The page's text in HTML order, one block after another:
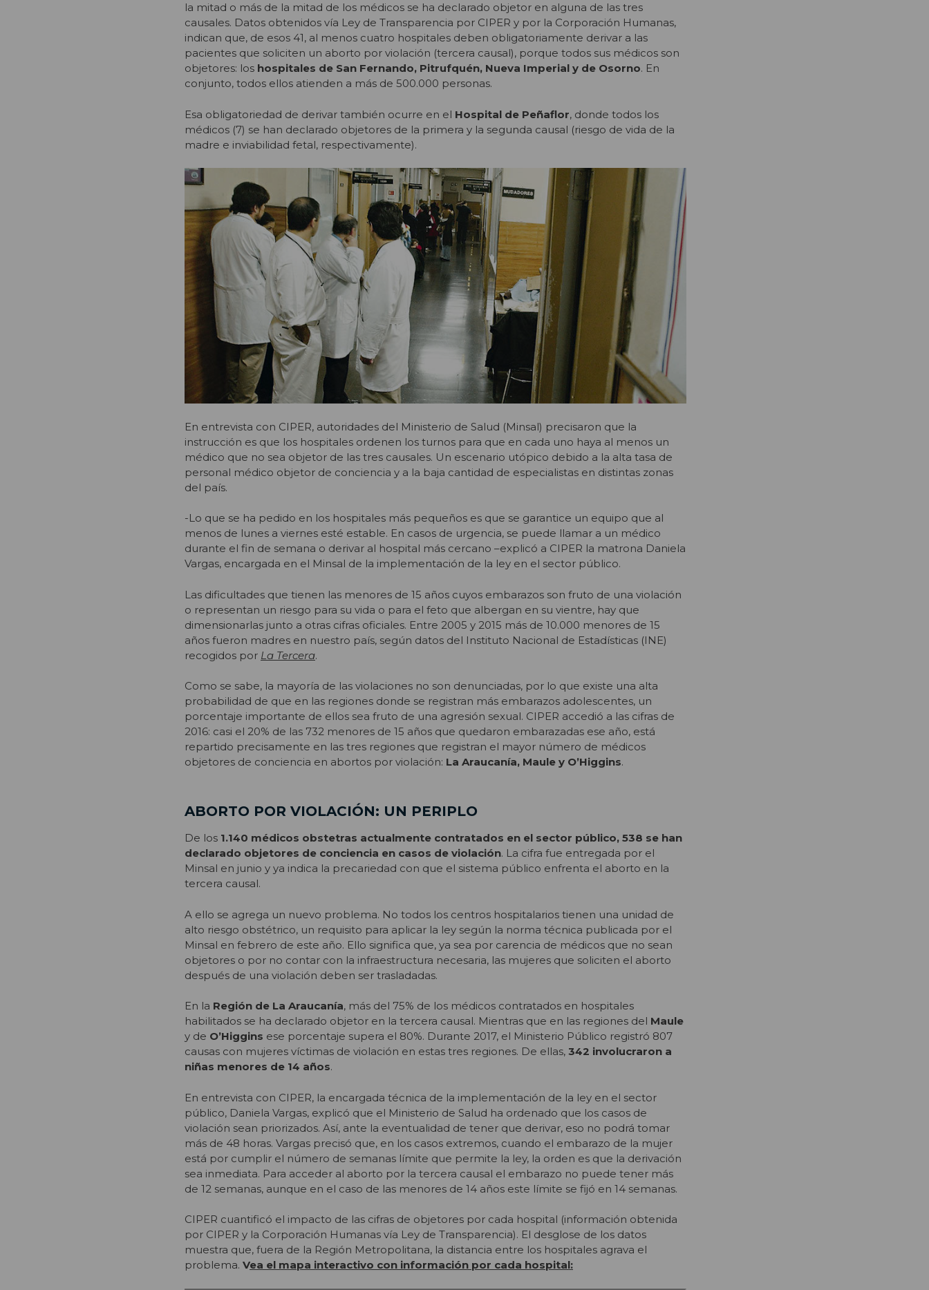
la mitad o más de la mitad de los médicos se ha declarado objetor en alguna de las tres
causales. Datos obtenidos vía Ley de Transparencia por CIPER y por la Corporación Humanas,
indican que, de esos 41, al menos cuatro hospitales deben obligatoriamente derivar a las
pacientes que soliciten un aborto por violación (tercera causal), porque todos sus médicos son
objetores: los hospitales de San Fernando, Pitrufquén, Nueva Imperial y de Osorno. En
conjunto, todos ellos atienden a más de 500.000 personas.
Esa obligatoriedad de derivar también ocurre en el Hospital de Peñaflor, donde todos los
médicos (7) se han declarado objetores de la primera y la segunda causal (riesgo de vida de la
madre e inviabilidad fetal, respectivamente).
En entrevista con CIPER, autoridades del Ministerio de Salud (Minsal) precisaron que la
instrucción es que los hospitales ordenen los turnos para que en cada uno haya al menos un
médico que no sea objetor de las tres causales. Un escenario utópico debido a la alta tasa de
personal médico objetor de conciencia y a la baja cantidad de especialistas en distintas zonas
del país.
-Lo que se ha pedido en los hospitales más pequeños es que se garantice un equipo que al
menos de lunes a viernes esté estable. En casos de urgencia, se puede llamar a un médico
durante el fin de semana o derivar al hospital más cercano –explicó a CIPER la matrona Daniela
Vargas, encargada en el Minsal de la implementación de la ley en el sector público.
Las dificultades que tienen las menores de 15 años cuyos embarazos son fruto de una violación
o representan un riesgo para su vida o para el feto que albergan en su vientre, hay que
dimensionarlas junto a otras cifras oficiales. Entre 2005 y 2015 más de 10.000 menores de 15
años fueron madres en nuestro país, según datos del Instituto Nacional de Estadísticas (INE)
recogidos por La Tercera.
Como se sabe, la mayoría de las violaciones no son denunciadas, por lo que existe una alta
probabilidad de que en las regiones donde se registran más embarazos adolescentes, un
porcentaje importante de ellos sea fruto de una agresión sexual. CIPER accedió a las cifras de
2016: casi el 20% de las 732 menores de 15 años que quedaron embarazadas ese año, está
repartido precisamente en las tres regiones que registran el mayor número de médicos
objetores de conciencia en abortos por violación: La Araucanía, Maule y O’Higgins.
ABORTO POR VIOLACIÓN: UN PERIPLO
De los 1.140 médicos obstetras actualmente contratados en el sector público, 538 se han
declarado objetores de conciencia en casos de violación. La cifra fue entregada por el
Minsal en junio y ya indica la precariedad con que el sistema público enfrenta el aborto en la
tercera causal.
A ello se agrega un nuevo problema. No todos los centros hospitalarios tienen una unidad de
alto riesgo obstétrico, un requisito para aplicar la ley según la norma técnica publicada por el
Minsal en febrero de este año. Ello significa que, ya sea por carencia de médicos que no sean
objetores o por no contar con la infraestructura necesaria, las mujeres que soliciten el aborto
después de una violación deben ser trasladadas.
En la Región de La Araucanía, más del 75% de los médicos contratados en hospitales
habilitados se ha declarado objetor en la tercera causal. Mientras que en las regiones del Maule
y de O’Higgins ese porcentaje supera el 80%. Durante 2017, el Ministerio Público registró 807
causas con mujeres víctimas de violación en estas tres regiones. De ellas, 342 involucraron a
niñas menores de 14 años.
En entrevista con CIPER, la encargada técnica de la implementación de la ley en el sector
público, Daniela Vargas, explicó que el Ministerio de Salud ha ordenado que los casos de
violación sean priorizados. Así, ante la eventualidad de tener que derivar, eso no podrá tomar
más de 48 horas. Vargas precisó que, en los casos extremos, cuando el embarazo de la mujer
está por cumplir el número de semanas límite que permite la ley, la orden es que la derivación
sea inmediata. Para acceder al aborto por la tercera causal el embarazo no puede tener más
de 12 semanas, aunque en el caso de las menores de 14 años este límite se fijó en 14 semanas.
CIPER cuantificó el impacto de las cifras de objetores por cada hospital (información obtenida
por CIPER y la Corporación Humanas vía Ley de Transparencia). El desglose de los datos
muestra que, fuera de la Región Metropolitana, la distancia entre los hospitales agrava el
problema. Vea el mapa interactivo con información por cada hospital: